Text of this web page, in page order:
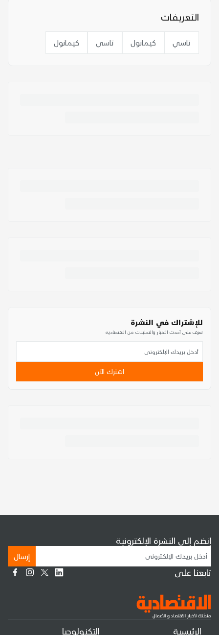
التعريفات
تاسي كيمانول تاسي كيمانول
للإشتراك في النشرة
تعرف على أحدث الأخبار والتحليلات من الاقتصادية
اشترك الآن
الرئيسية التكنولوجيا
إنضم إلى النشرة الإلكترونية
إرسال
تابعنا على